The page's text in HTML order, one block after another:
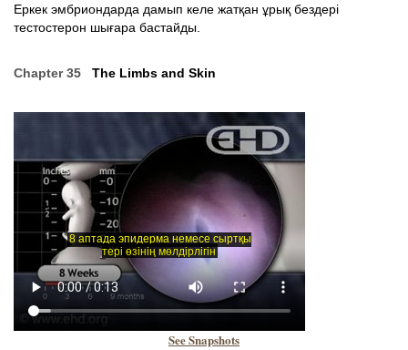
Еркек эмбриондарда дамып келе жатқан ұрық бездері
тестостерон шығара бастайды.
Chapter 35 The Limbs and Skin
See Snapshots